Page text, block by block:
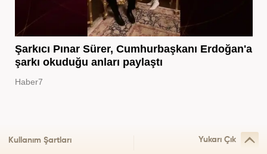
Şarkıcı Pınar Sürer, Cumhurbaşkanı Erdoğan'a
şarkı okuduğu anları paylaştı
Haber7
Kullanım Şartları Yukarı Çık